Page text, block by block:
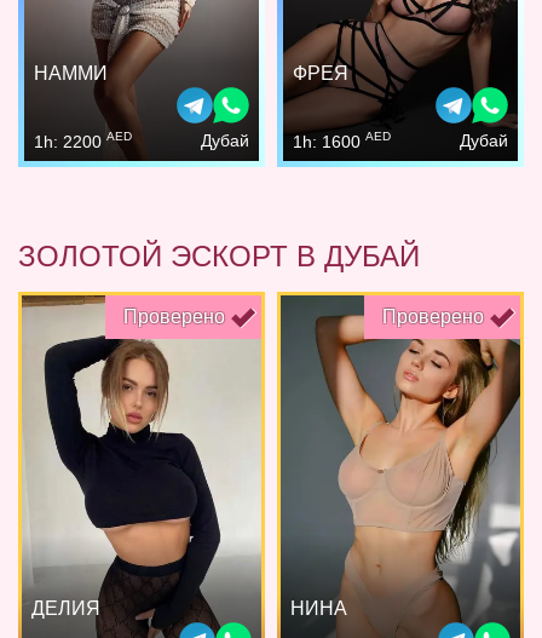
НАММИ
1h: 2200 AED Дубай
ФРЕЯ
1h: 1600 AED Дубай
ЗОЛОТОЙ ЭСКОРТ В ДУБАЙ
Проверено
ДЕЛИЯ
Проверено
НИНА